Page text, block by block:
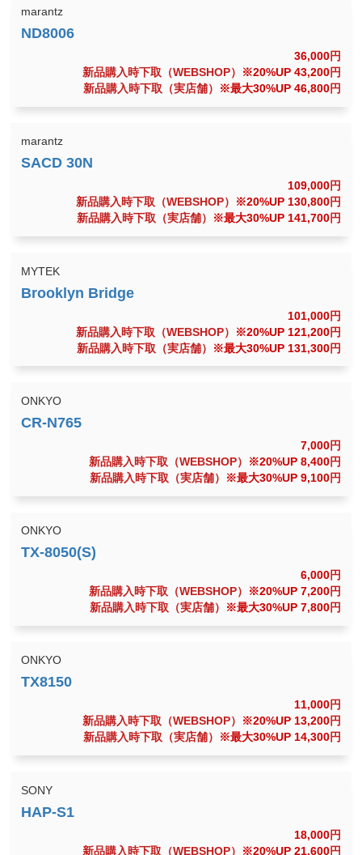
marantz
36,000円
新品購入時下取（WEBSHOP）
※20%UP 43,200円
新品購入時下取（実店舗）
※最大30%UP 46,800円
marantz
109,000円
新品購入時下取（WEBSHOP）
※20%UP 130,800円
新品購入時下取（実店舗）
※最大30%UP 141,700円
MYTEK
101,000円
新品購入時下取（WEBSHOP）
※20%UP 121,200円
新品購入時下取（実店舗）
※最大30%UP 131,300円
ONKYO
7,000円
新品購入時下取（WEBSHOP）
※20%UP 8,400円
新品購入時下取（実店舗）
※最大30%UP 9,100円
ONKYO
6,000円
新品購入時下取（WEBSHOP）
※20%UP 7,200円
新品購入時下取（実店舗）
※最大30%UP 7,800円
ONKYO
11,000円
新品購入時下取（WEBSHOP）
※20%UP 13,200円
新品購入時下取（実店舗）
※最大30%UP 14,300円
SONY
18,000円
新品購入時下取（WEBSHOP）
※20%UP 21,600円